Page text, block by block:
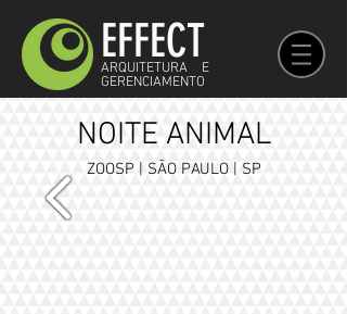
ARQUITETURA E
GERENCIAMENTO
EFFECT
NOITE ANIMAL
​ZOOSP | SÃO PAULO | SP